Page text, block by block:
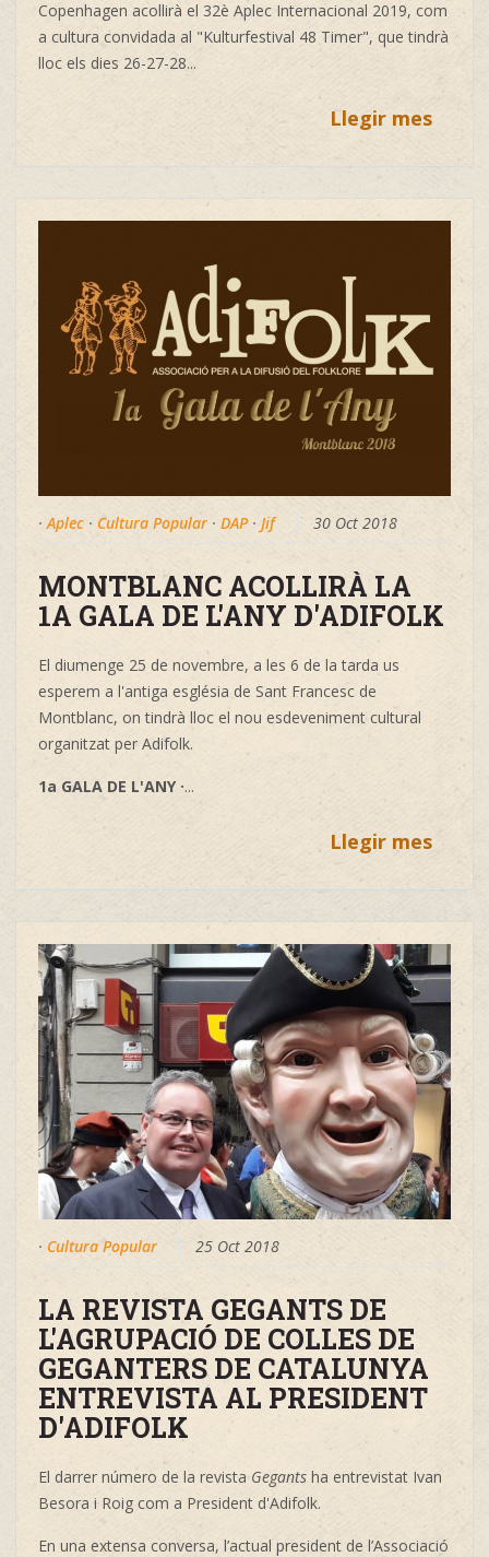
Copenhagen acollirà el 32è Aplec Internacional 2019, com
a cultura convidada al "Kulturfestival 48 Timer", que tindrà
lloc els dies 26-27-28...
Llegir mes
·Aplec · Cultura Popular · DAP· Jif 30 Oct 2018
MONTBLANC ACOLLIRÀ LA
1A GALA DE L'ANY D'ADIFOLK
El diumenge 25 de novembre, a les 6 de la tarda us
esperem a l'antiga església de Sant Francesc de
Montblanc, on tindrà lloc el nou esdeveniment cultural
organitzat per Adifolk.
1a GALA DE L'ANY ·...
Llegir mes
· Cultura Popular 25 Oct 2018
LA REVISTA GEGANTS DE
L'AGRUPACIÓ DE COLLES DE
GEGANTERS DE CATALUNYA
ENTREVISTA AL PRESIDENT
D'ADIFOLK
El darrer número de la revistaGegants ha entrevistat Ivan
Besora i Roig com a President d'Adifolk.
En una extensa conversa, l’actual president de l’Associació